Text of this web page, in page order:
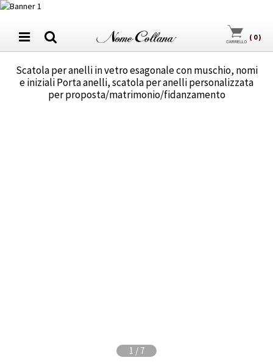
( 0)
Scatola per anelli in vetro esagonale con muschio, nomi
e iniziali Porta anelli, scatola per anelli personalizzata
per proposta/matrimonio/fidanzamento
1 / 7